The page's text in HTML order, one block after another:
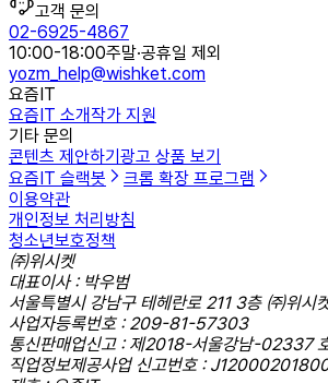
고객 문의
02-6925-4867
10:00-18:00주말·공휴일 제외
yozm_help@wishket.com
요즘IT
요즘IT 소개작가 지원
기타 문의
콘텐츠 제안하기광고 상품 보기
요즘IT 슬랙봇
크롬 확장 프로그램
이용약관
개인정보 처리방침
청소년보호정책
㈜위시켓
대표이사 : 박우범
서울특별시 강남구 테헤란로 211 3층 ㈜위시
사업자등록번호 : 209-81-57303
통신판매업신고 : 제2018-서울강남-02337
직업정보제공사업 신고번호 :